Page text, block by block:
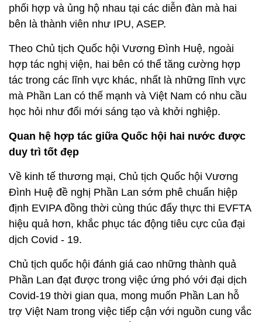
phối hợp và ủng hộ nhau tại các diễn đàn mà hai
bên là thành viên như IPU, ASEP.
Theo Chủ tịch Quốc hội Vương Đình Huệ, ngoài
hợp tác nghị viện, hai bên có thể tăng cường hợp
tác trong các lĩnh vực khác, nhất là những lĩnh vực
mà Phần Lan có thế mạnh và Việt Nam có nhu cầu
học hỏi như đổi mới sáng tạo và khởi nghiệp.
Quan hệ hợp tác giữa Quốc hội hai nước được
duy trì tốt đẹp
Về kinh tế thương mại, Chủ tịch Quốc hội Vương
Đình Huệ đề nghị Phần Lan sớm phê chuẩn hiệp
định EVIPA đồng thời cùng thúc đẩy thực thi EVFTA
hiệu quả hơn, khắc phục tác động tiêu cực của đại
dịch Covid - 19.
Chủ tịch quốc hội đánh giá cao những thành quả
Phần Lan đạt được trong việc ứng phó với đại dịch
Covid-19 thời gian qua, mong muốn Phần Lan hỗ
trợ Việt Nam trong việc tiếp cận với nguồn cung vắc